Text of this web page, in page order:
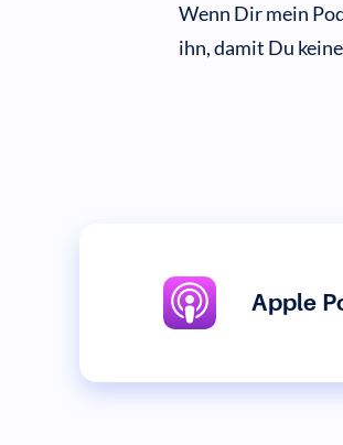
Wenn Dir mein
ihn, damit Du
Apple